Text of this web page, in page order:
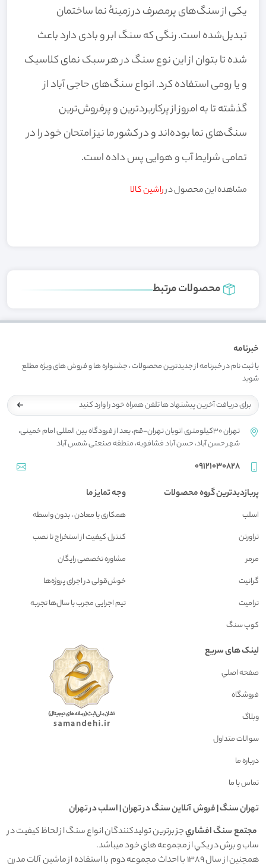
یکی از سنگ‌های پرمصرف در زمینهٔ نما ساختمان
تبدیل‌شده است. رنگی که سنگ ابر و بادی دارد باعث
شده تا بتوان از این نوع سنگ در هر سبک نمای کلاسیک
و یا رومی استفاده کرد. انواع سنگ‌های حاجی ‌آباد از
گذشته تا به امروز از پرکاربردترین و پرفروش‌ترین
سنگ‌های نما بوده‌اند و در کشور ما نیز امتحان خود را در
تمامی شرایط آب و هوایی پس داده است.
مشاهده این محصول درراشین کالا
محصولات مرتبط
خبرنامه
با ثبت نام در خبرنامه از جدیدترین محصولات ، جشنواره ها و فروش های ویژه مطلع
شوید
تهران 30کیلومتری اتوبان تهران-قم، بعد از فرودگاه بین المللی امام خمینی،
شهر حسن آباد، حسن آباد فشافویه، منطقه صنعتی شمس آباد
09121030828
پربازدیدترین گروه محصولات
اسلب
تراورتن
مرمر
گرانیت
ترامیت
کوپ سنگ
وجه تمایز ما
همکاری با معادن ، بدون واسطه
کنترل کیفیت از استخراج تا نصب
مشاوره تخصصی رایگان
خوش‌قولی در اجرای پروژه‌ها
تیم اجرایی مجرب با سال‌ها تجربه
لینک های سریع
صفحه اصلي
فروشگاه
وبلاگ
سوالات متداول
درباره ما
تماس با ما
تهران سنگ | فروش آنلاين سنگ در تهران | اسلب در تهران
مجتمع سنگ افشاريجز برترين توليدکنندگان انواع سنگ از لحاظ کيفيت در
ساب و برش در يکي از مجموعه هاي خود ميباشد.
همچنين از سال 1389 با احداث مجموعه دوم با استفاده از ماشين آلات مدرن